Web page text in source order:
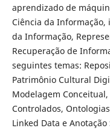
aprendizado de
Ciência da
da Informação,
Recuperação de
seguintes temas:
Patrimônio Cultural
Modelagem
Controlados,
Linked Data e